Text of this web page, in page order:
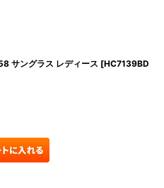
サングラス レディース [HC7139BD